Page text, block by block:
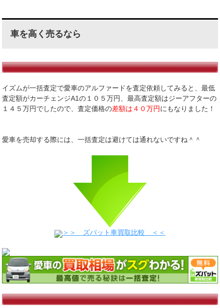
車を高く売るなら
イズムが一括査定で愛車のアルファードを査定依頼してみると、最低
査定額がカーチェンジA1の１０５万円、最高査定額はジーアフターの
１４５万円でしたので、査定価格の差額は４０万円にもなりました！
愛車を売却する際には、一括査定は避けては通れないですね＾＾
＞＞ ズバット車買取比較 ＜＜